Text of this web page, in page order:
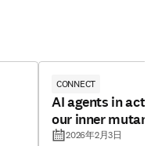
CONNECT
AI agents in
our inner
2026年2月3日